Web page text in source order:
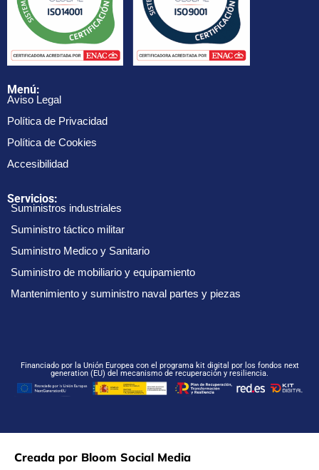
Menú:
Aviso Legal
Política de Privacidad
Política de Cookies
Accesibilidad
Servicios:
Suministros industriales
Suministro táctico militar
Suministro Medico y Sanitario
Suministro de mobiliario y equipamiento
Mantenimiento y suministro naval partes y piezas
Financiado por la Unión Europea con el programa kit digital por los fondos next
generation (EU) del mecanismo de recuperación y resiliencia.
Creada por Bloom Social Media